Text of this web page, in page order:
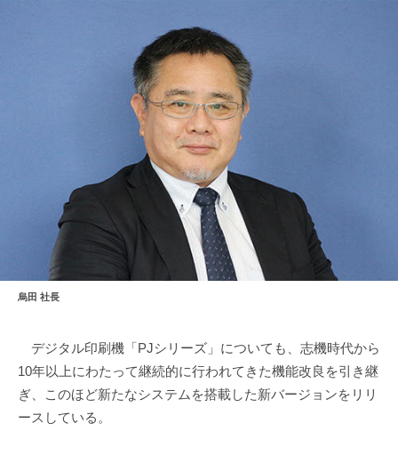
烏田 社長
デジタル印刷機「PJシリーズ」についても、志機時代から
10年以上にわたって継続的に行われてきた機能改良を引き継
ぎ、このほど新たなシステムを搭載した新バージョンをリリ
ースしている。